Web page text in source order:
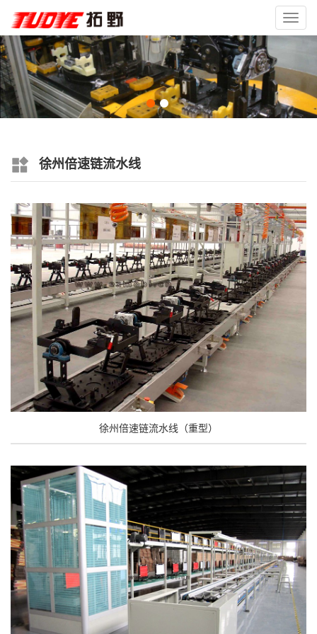
徐州倍速链流水线
徐州倍速链流水线（重型）